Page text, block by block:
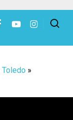
Toledo »